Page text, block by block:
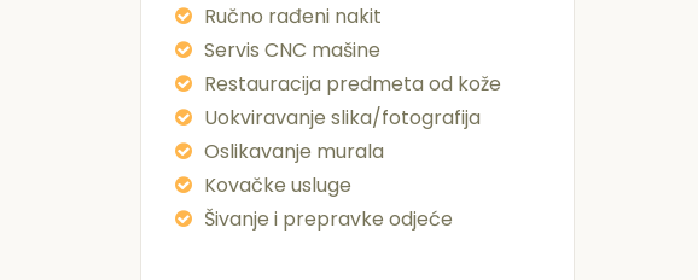
Ručno rađeni nakit
Servis CNC mašine
Restauracija predmeta od kože
Uokviravanje slika/fotografija
Oslikavanje murala
Kovačke usluge
Šivanje i prepravke odjeće